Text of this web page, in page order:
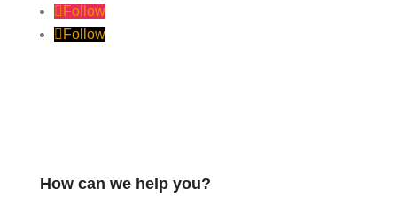
Follow
Follow
How can we help you?